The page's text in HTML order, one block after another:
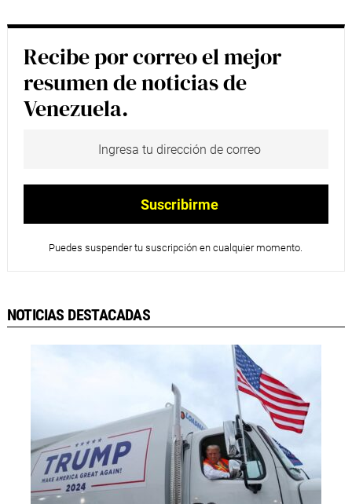
Recibe por correo el mejor
resumen de noticias de
Venezuela.
Puedes suspender tu suscripción en cualquier momento.
NOTICIAS DESTACADAS